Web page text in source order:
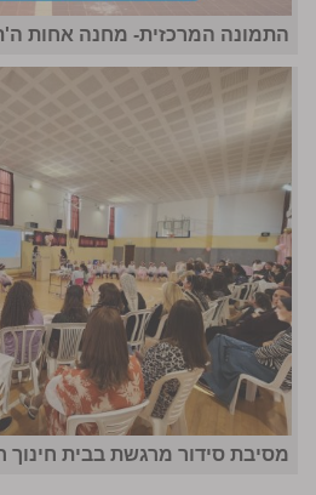
התמונה המרכזית- מחנה אחות
מסיבת סידור מרגשת בבית חינוך